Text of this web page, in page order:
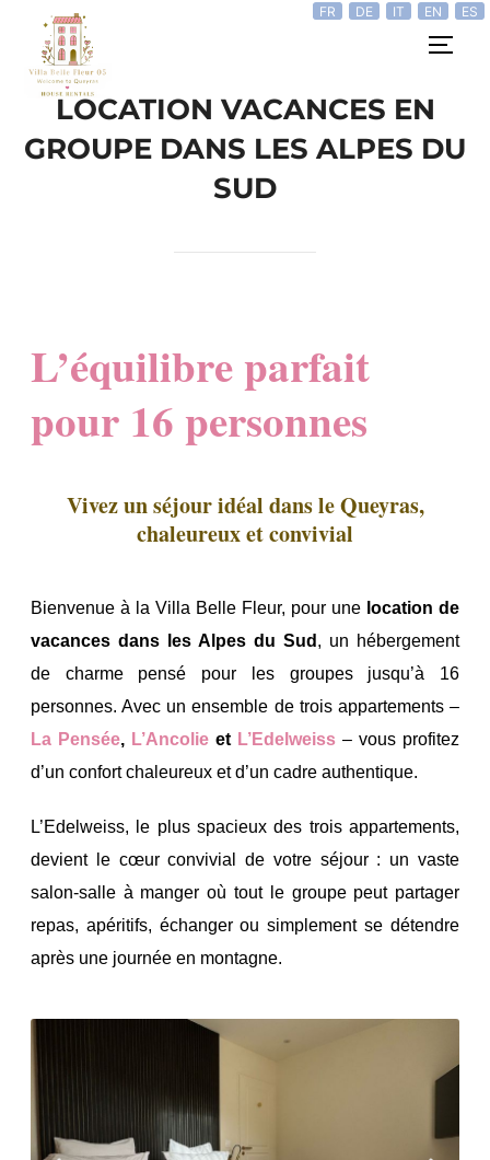
FR DE IT EN ES
LOCATION VACANCES EN
GROUPE DANS LES ALPES DU
SUD
L’équilibre parfait
pour 16 personnes
Vivez un séjour idéal dans le Queyras,
chaleureux et convivial
Bienvenue à la Villa Belle Fleur, pour une location de
vacances dans les Alpes du Sud , un hébergement
de charme pensé pour les groupes jusqu’à 16
personnes. Avec un ensemble de trois appartements –
La Pensée, L’Ancolieet L’Edelweiss – vous profitez
d’un confort chaleureux et d’un cadre authentique.
L’Edelweiss, le plus spacieux des trois appartements,
devient le cœur convivial de votre séjour : un vaste
salon-salle à manger où tout le groupe peut partager
repas, apéritifs, échanger ou simplement se détendre
après une journée en montagne.